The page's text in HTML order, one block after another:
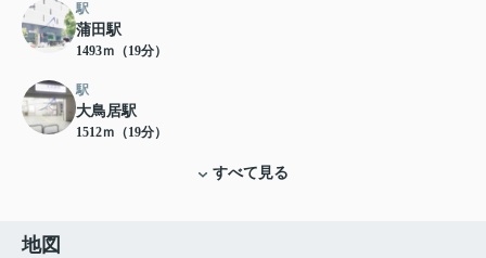
駅
蒲田駅
1493ｍ（19分）
駅
大鳥居駅
1512ｍ（19分）
すべて見る
地図